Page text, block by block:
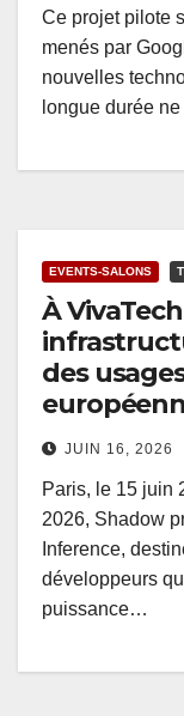
Ce projet pilote
menés par
nouvelles
longue durée
EVENTS-SALONS
À
des
JUIN 16, 2026
Paris, le 15 juin
2026, Shadow
Inference,
développeurs
puissance…